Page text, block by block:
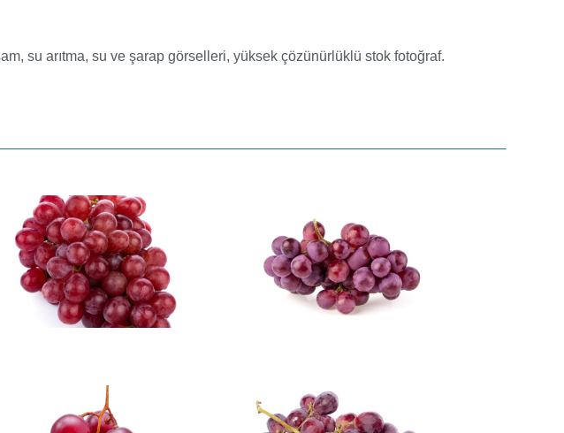
, su arıtma, su ve şarap görselleri, yüksek çözünürlüklü stok fotoğraf.